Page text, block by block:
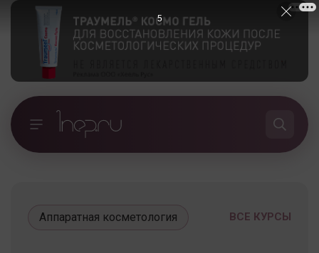
ВСЕ КУРСЫ
Аппаратная косметология
5